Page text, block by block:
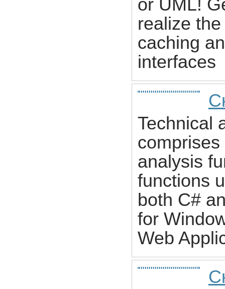
or UML!
realize
caching
interfaces
Technical
analysis
functions
both C#
for
Web